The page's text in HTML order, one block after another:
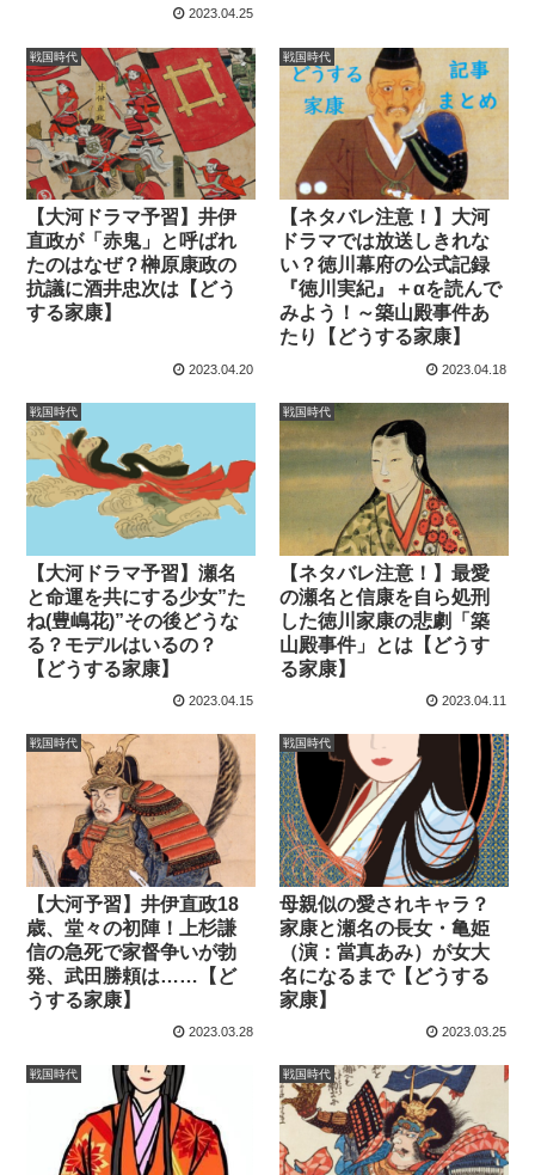
2023.04.25
戦国時代
【大河ドラマ予習】井伊
直政が「赤鬼」と呼ばれ
たのはなぜ？榊原康政の
抗議に酒井忠次は【どう
する家康】
2023.04.20
戦国時代
【ネタバレ注意！】大河
ドラマでは放送しきれな
い？徳川幕府の公式記録
『徳川実紀』＋αを読んで
みよう！～築山殿事件あ
たり【どうする家康】
2023.04.18
戦国時代
【大河ドラマ予習】瀬名
と命運を共にする少女”た
ね(豊嶋花)”その後どうな
る？モデルはいるの？
【どうする家康】
2023.04.15
戦国時代
【ネタバレ注意！】最愛
の瀬名と信康を自ら処刑
した徳川家康の悲劇「築
山殿事件」とは【どうす
る家康】
2023.04.11
戦国時代
【大河予習】井伊直政18
歳、堂々の初陣！上杉謙
信の急死で家督争いが勃
発、武田勝頼は……【ど
うする家康】
2023.03.28
戦国時代
母親似の愛されキャラ？
家康と瀬名の長女・亀姫
（演：當真あみ）が女大
名になるまで【どうする
家康】
2023.03.25
戦国時代 戦国時代